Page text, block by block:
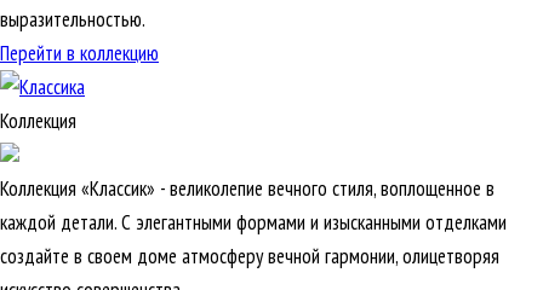
выразительностью.
Перейти в коллекцию
Коллекция
Коллекция «Классик» - великолепие вечного стиля, воплощенное в
каждой детали. С элегантными формами и изысканными отделками
создайте в своем доме атмосферу вечной гармонии, олицетворяя